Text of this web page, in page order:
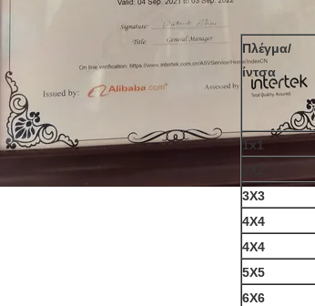
Πλέγμα/
ίντσα
1x1
3X3
4X4
4X4
5X5
6X6